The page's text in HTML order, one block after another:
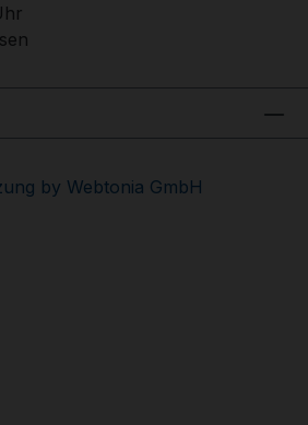
by Webtonia GmbH